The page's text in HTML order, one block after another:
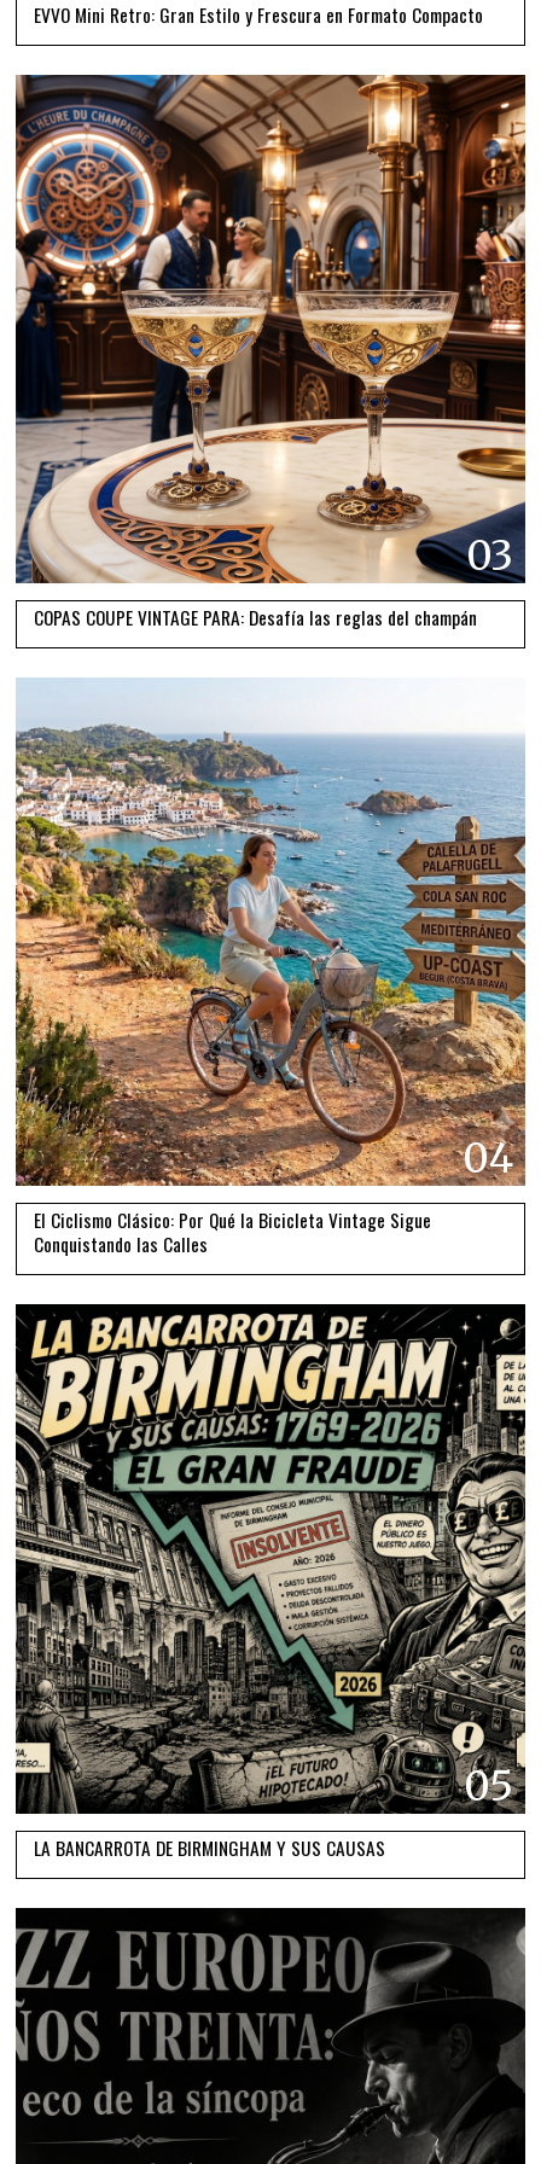
EVVO Mini Retro: Gran Estilo y Frescura en Formato Compacto
03
COPAS COUPE VINTAGE PARA: Desafía las reglas del champán
04
El Ciclismo Clásico: Por Qué la Bicicleta Vintage Sigue
Conquistando las Calles
05
LA BANCARROTA DE BIRMINGHAM Y SUS CAUSAS